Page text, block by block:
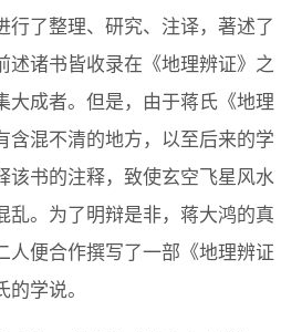
行了整理、研究、注译，著述了
述诸书皆收录在《地理辨证》之
大成者。但是，由于蒋氏《地理
含混不清的地方，以至后来的学
该书的注释，致使玄空飞星风水
乱。为了明辩是非，蒋大鸿的真
人便合作撰写了一部《地理辨证
学说。